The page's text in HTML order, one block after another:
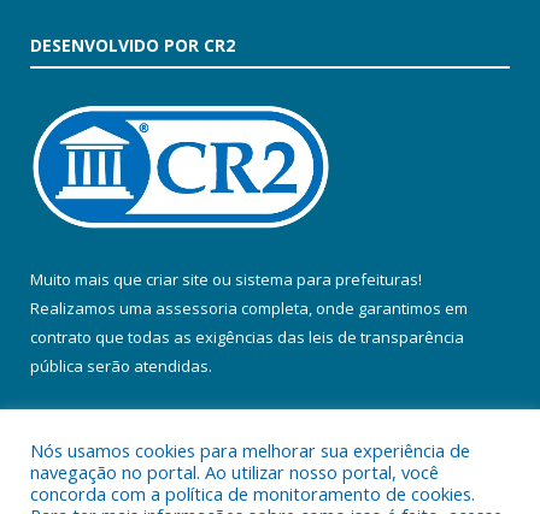
DESENVOLVIDO POR CR2
Muito mais que criar site ou sistema para prefeituras!
Realizamos uma assessoria completa, onde garantimos em
contrato que todas as exigências das leis de transparência
pública serão atendidas.
Nós usamos cookies para melhorar sua experiência de
navegação no portal. Ao utilizar nosso portal, você
concorda com a política de monitoramento de cookies.